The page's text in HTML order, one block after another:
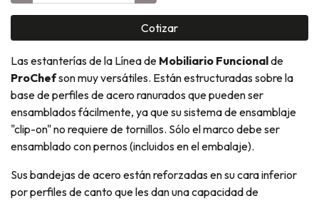
Cotizar
Las estanterías de la Línea de Mobiliario Funcionalde
ProChefson muy versátiles. Están estructuradas sobre la
base de perfiles de acero ranurados que pueden ser
ensamblados fácilmente, ya que su sistema de ensamblaje
"clip-on" no requiere de tornillos. Sólo el marco debe ser
ensamblado con pernos (incluidos en el embalaje).
Sus bandejas de acero están reforzadas en su cara inferior
por perfiles de canto que les dan una capacidad de